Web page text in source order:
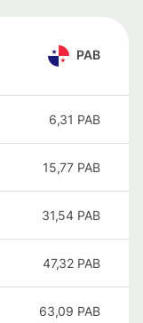
PAB
6,31 PAB
15,77 PAB
31,54 PAB
47,32 PAB
63,09 PAB